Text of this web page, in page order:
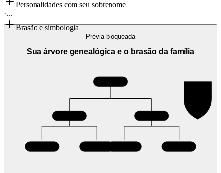
Personalidades com seu sobrenome
·...
Brasão e simbologia
Prévia bloqueada
Sua árvore genealógica e o brasão da família